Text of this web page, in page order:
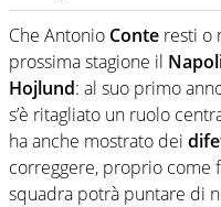
Che Antonio Conte resti o
prossima stagione il
Hojlund: al suo primo
s’è ritagliato un ruolo
ha anche mostrato dei
correggere, proprio come
squadra potrà puntare di